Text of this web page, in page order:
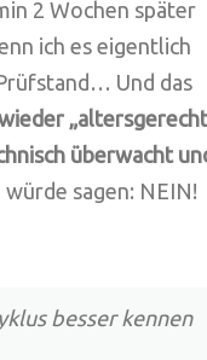
2 Wochen später
ich es eigentlich
Und das
überwacht
sagen: NEIN!
besser kennen